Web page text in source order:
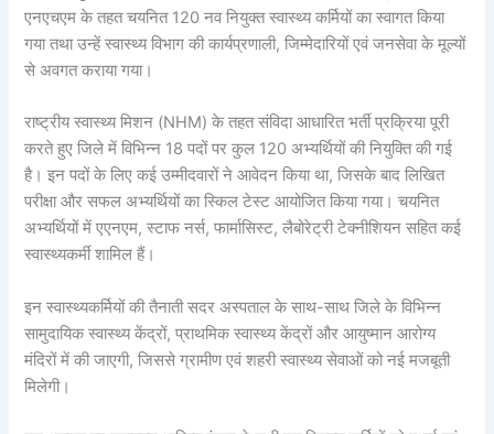
एनएचएम के तहत चयनित 120 नव नियुक्त स्वास्थ्य कर्मियों का स्वागत किया
गया तथा उन्हें स्वास्थ्य विभाग की कार्यप्रणाली, जिम्मेदारियों एवं जनसेवा के मूल्यों
से अवगत कराया गया।
राष्ट्रीय स्वास्थ्य मिशन (NHM) के तहत संविदा आधारित भर्ती प्रक्रिया पूरी
करते हुए जिले में विभिन्न 18 पदों पर कुल 120 अभ्यर्थियों की नियुक्ति की गई
है। इन पदों के लिए कई उम्मीदवारों ने आवेदन किया था, जिसके बाद लिखित
परीक्षा और सफल अभ्यर्थियों का स्किल टेस्ट आयोजित किया गया। चयनित
अभ्यर्थियों में एएनएम, स्टाफ नर्स, फार्मासिस्ट, लैबोरेट्री टेक्नीशियन सहित कई
स्वास्थ्यकर्मी शामिल हैं।
इन स्वास्थ्यकर्मियों की तैनाती सदर अस्पताल के साथ-साथ जिले के विभिन्न
सामुदायिक स्वास्थ्य केंद्रों, प्राथमिक स्वास्थ्य केंद्रों और आयुष्मान आरोग्य
मंदिरों में की जाएगी, जिससे ग्रामीण एवं शहरी स्वास्थ्य सेवाओं को नई मजबूती
मिलेगी।